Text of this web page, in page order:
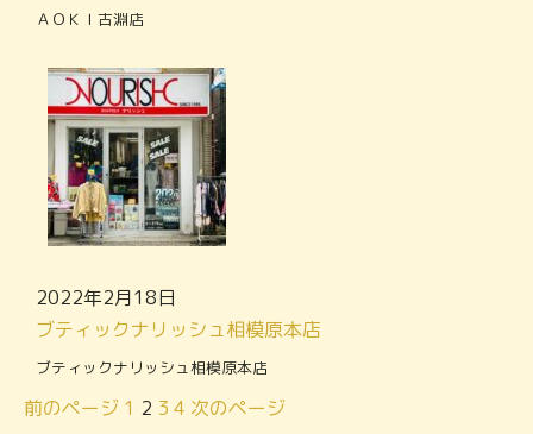
ＡＯＫＩ古淵店
2022年2月18日
ブティックナリッシュ相模原本店
ブティックナリッシュ相模原本店
前のページ 1 2 3 4 次のページ